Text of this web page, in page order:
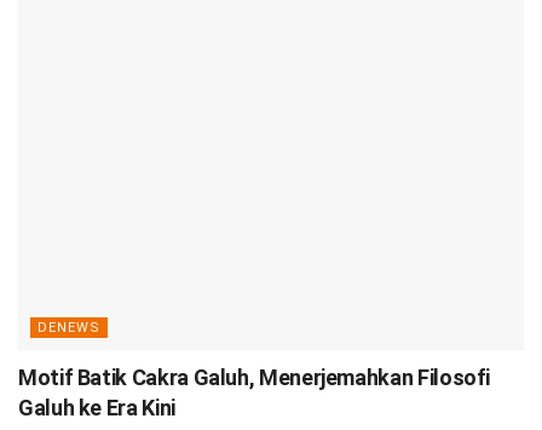
DENEWS
Motif Batik Cakra Galuh, Menerjemahkan Filosofi
Galuh ke Era Kini